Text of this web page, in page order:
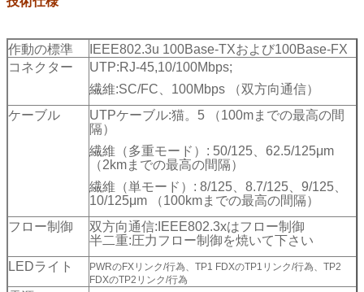
作動の標準
IEEE802.3u 100Base-TXおよび100Base-FX
コネクター
UTP:RJ-45,10/100Mbps;
繊維:SC/FC、100Mbps （双方向通信）
ケーブル
UTPケーブル:猫。5 （100mまでの最高の間
隔）
繊維（多重モード）: 50/125、62.5/125μm
（2kmまでの最高の間隔）
繊維（単モード）: 8/125、8.7/125、9/125、
10/125μm （100kmまでの最高の間隔）
フロー制御
双方向通信:IEEE802.3xはフロー制御
半二重:圧力フロー制御を焼いて下さい
LEDライト
PWRのFXリンク/行為、TP1 FDXのTP1リンク/行為、TP2
FDXのTP2リンク/行為